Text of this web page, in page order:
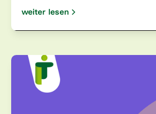
weiter lesen